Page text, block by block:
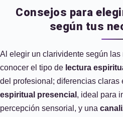
Consejos para
según tus
Al elegir un clarividente según
conocer el tipo de lectura
del profesional; diferencias claras
espiritual presencial , ideal para
percepción sensorial, y una